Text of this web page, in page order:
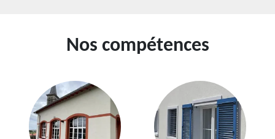
Nos compétences